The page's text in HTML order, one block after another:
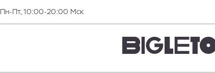
Пн-Пт, 10:00-20:00 Мск